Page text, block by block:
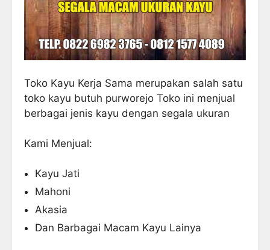
Toko Kayu Kerja Sama merupakan salah satu
toko kayu butuh purworejo Toko ini menjual
berbagai jenis kayu dengan segala ukuran
Kami Menjual:
Kayu Jati
Mahoni
Akasia
Dan Barbagai Macam Kayu Lainya